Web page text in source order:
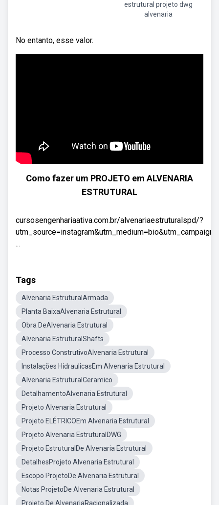
estrutural projeto dwg
alvenaria
No entanto, esse valor.
Como fazer um PROJETO em ALVENARIA
ESTRUTURAL
cursosengenhariaativa.com.br/alvenariaestruturalspd/?
...
Tags
Alvenaria EstruturalArmada
Planta BaixaAlvenaria Estrutural
Obra DeAlvenaria Estrutural
Alvenaria EstruturalShafts
Processo ConstrutivoAlvenaria Estrutural
Instalações HidraulicasEm Alvenaria Estrutural
Alvenaria EstruturalCeramico
DetalhamentoAlvenaria Estrutural
Projeto Alvenaria Estrutural
Projeto ELÉTRICOEm Alvenaria Estrutural
Projeto Alvenaria EstruturalDWG
Projeto EstruturalDe Alvenaria Estrutural
DetalhesProjeto Alvenaria Estrutural
Escopo ProjetoDe Alvenaria Estrutural
Notas ProjetoDe Alvenaria Estrutural
Projeto De AlvenariaRacionalizada